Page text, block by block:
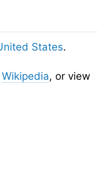
States.
Wikipedia, or view